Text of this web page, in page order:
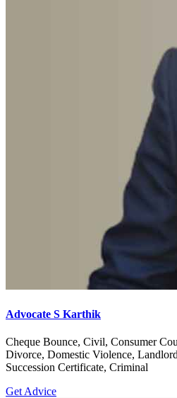
Advocate S Karthik
Cheque Bounce, Civil, Consumer
Divorce, Domestic Violence,
Succession Certificate, Criminal
Get Advice